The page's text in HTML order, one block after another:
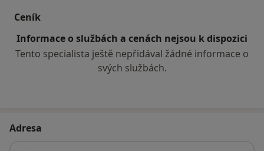
Ceník
Informace o službách a cenách nejsou k dispozici
Tento specialista ještě nepřidával žádné informace o
svých službách.
Adresa